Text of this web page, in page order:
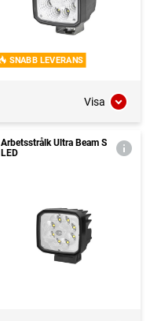
SNABB LEVERANS
Visa
Arbetsstrålk Ultra Beam S
LED